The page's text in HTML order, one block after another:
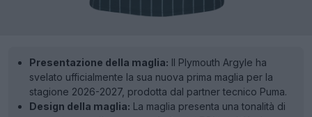
Presentazione della maglia: Il Plymouth Argyle ha
svelato ufficialmente la sua nuova prima maglia per la
stagione 2026-2027, prodotta dal partner tecnico Puma.
Design della maglia: La maglia presenta una tonalità di